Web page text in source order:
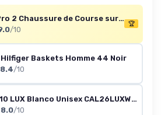
Darter Pro 2 Chaussure de Course sur routeMixte 45 EU Apple Spritz Lux Lime Deep Plum
/10
🏆
Hilfiger Baskets Homme 44 Noir
8.4/10
NOX AT10 LUX Blanco Unisex CAL26LUXWHGR Brume Matinale Turquoise
8.0/10